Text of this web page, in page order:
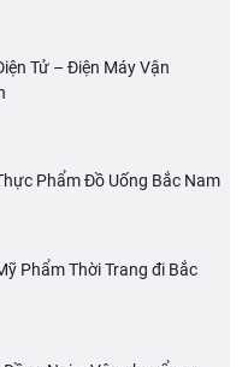
Tử – Điện Máy Vận
Phẩm Đồ Uống Bắc Nam
Phẩm Thời Trang đi Bắc